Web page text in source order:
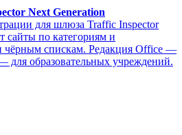
Next Generation
для шлюза Traffic Inspector
сайты по категориям и
чёрным спискам. Редакция Office —
для образовательных учреждений.